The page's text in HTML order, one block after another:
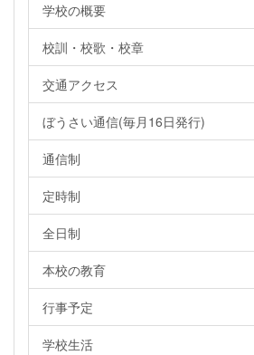
学校の概要
校訓・校歌・校章
交通アクセス
ぼうさい通信(毎月16日発行)
通信制
定時制
全日制
本校の教育
行事予定
学校生活